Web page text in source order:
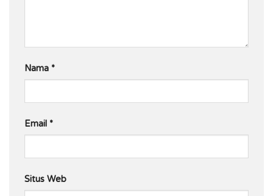
Nama *
Email *
Situs Web